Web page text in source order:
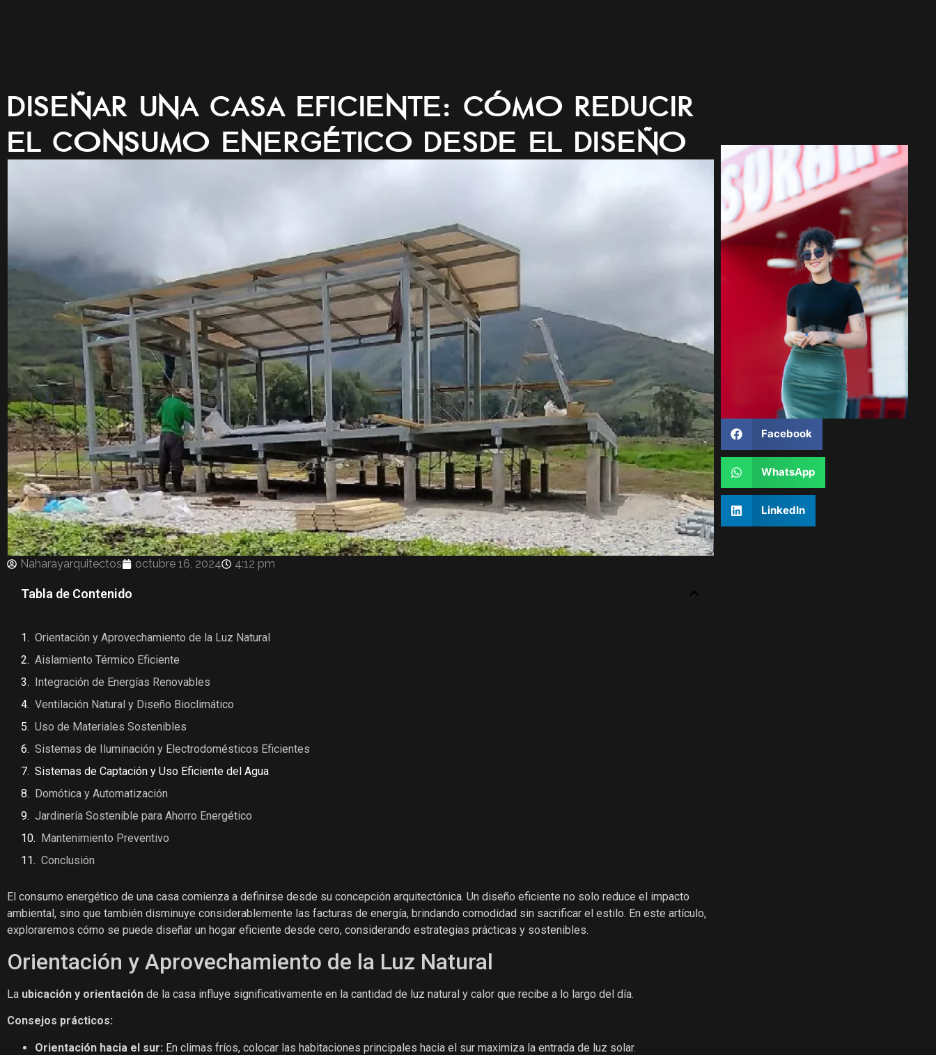
Diseñar una Casa Eficiente: Cómo Reducir
el Consumo Energético desde el Diseño
Naharayarquitectos octubre 16, 2024 4:12 pm
Tabla de Contenido
Orientación y Aprovechamiento de la Luz Natural
Aislamiento Térmico Eficiente
Integración de Energías Renovables
Ventilación Natural y Diseño Bioclimático
Uso de Materiales Sostenibles
Sistemas de Iluminación y Electrodomésticos Eficientes
Sistemas de Captación y Uso Eficiente del Agua
Domótica y Automatización
Jardinería Sostenible para Ahorro Energético
Mantenimiento Preventivo
Conclusión
El consumo energético de una casa comienza a definirse desde su concepción arquitectónica. Un diseño eficiente no solo reduce el impacto
ambiental, sino que también disminuye considerablemente las facturas de energía, brindando comodidad sin sacrificar el estilo. En este artículo,
exploraremos cómo se puede diseñar un hogar eficiente desde cero, considerando estrategias prácticas y sostenibles.
Orientación y Aprovechamiento de la Luz Natural
La ubicación y orientación de la casa influye significativamente en la cantidad de luz natural y calor que recibe a lo largo del día.
Consejos prácticos:
Orientación hacia el sur: En climas fríos, colocar las habitaciones principales hacia el sur maximiza la entrada de luz solar.
Facebook
WhatsApp
LinkedIn